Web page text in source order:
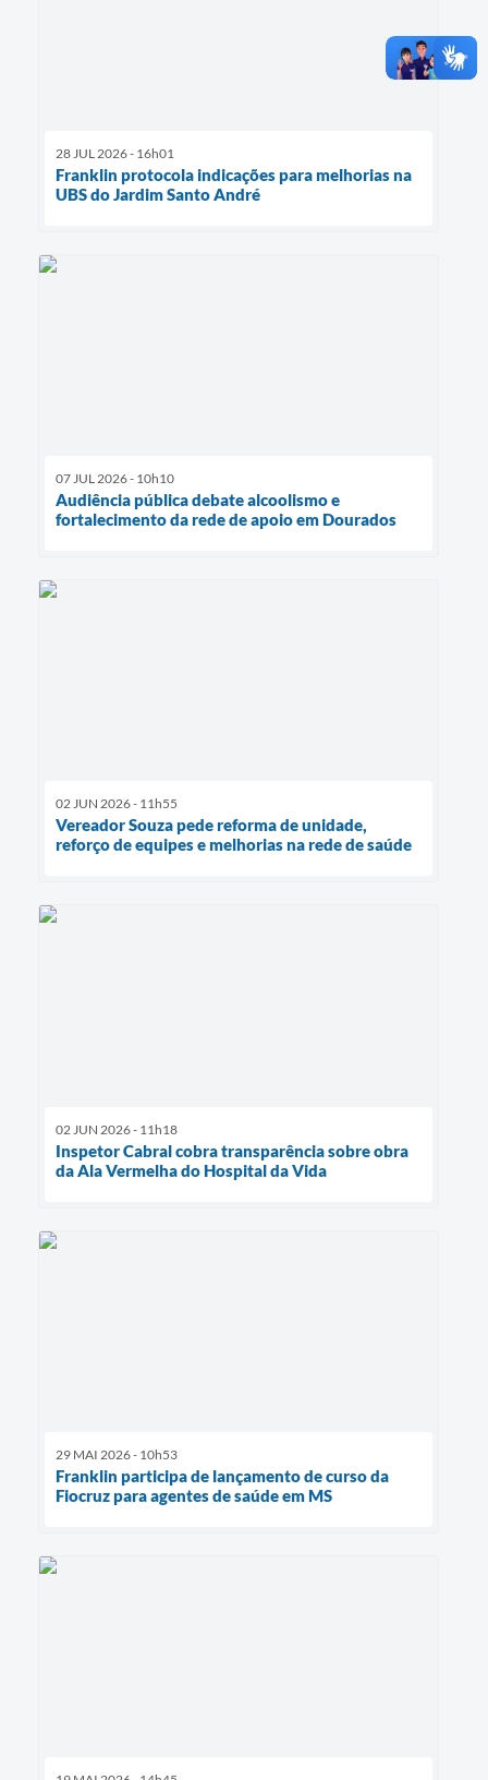
28 JUL 2026 - 16h01
Franklin protocola indicações para melhorias na
UBS do Jardim Santo André
07 JUL 2026 - 10h10
Audiência pública debate alcoolismo e
fortalecimento da rede de apoio em Dourados
02 JUN 2026 - 11h55
Vereador Souza pede reforma de unidade,
reforço de equipes e melhorias na rede de saúde
02 JUN 2026 - 11h18
Inspetor Cabral cobra transparência sobre obra
da Ala Vermelha do Hospital da Vida
29 MAI 2026 - 10h53
Franklin participa de lançamento de curso da
Fiocruz para agentes de saúde em MS